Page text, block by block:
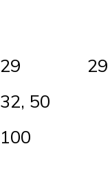
29
29
32, 50
100